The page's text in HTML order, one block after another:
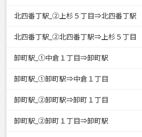
北四番丁駅_②上杉５丁目⇒北四番丁駅
北四番丁駅_②北四番丁駅⇒上杉５丁目
卸町駅_①中倉１丁目⇒卸町駅
卸町駅_①卸町駅⇒中倉１丁目
卸町駅_②卸町駅⇒卸町１丁目
卸町駅_②卸町１丁目⇒卸町駅